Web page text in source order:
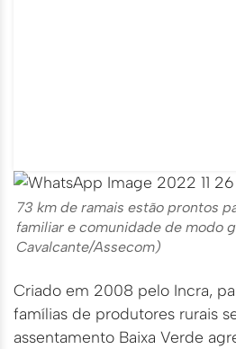
73 km de ramais estão prontos
familiar e comunidade de modo
Cavalcante/Assecom)
Criado em 2008 pelo Incra,
famílias de produtores rurais
assentamento Baixa Verde